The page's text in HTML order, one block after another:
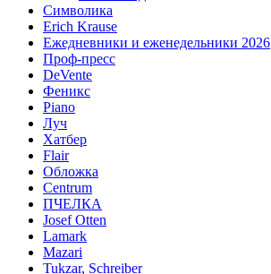
Символика
Erich Krause
Ежедневники и еженедельники 2026
Проф-пресс
DeVente
Феникс
Piano
Луч
Хатбер
Flair
Обложка
Centrum
ПЧЕЛКА
Josef Otten
Lamark
Mazari
Tukzar, Schreiber